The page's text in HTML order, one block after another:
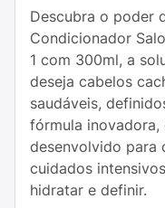
Descubra o poder
Condicionador
1 com 300ml, a
deseja cabelos
saudáveis,
fórmula
desenvolvido para
cuidados
hidratar e definir.